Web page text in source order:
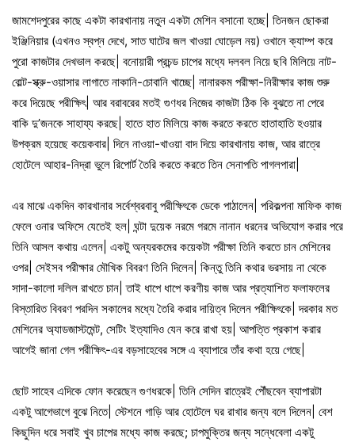
জামশেদপুরের কাছে একটা কারখানায় নতুন একটা মেশিন বসানো হচ্ছে| তিনজন ছোকরা
ইঞ্জিনিয়ার (এখনও স্বপ্ন দেখে, সাত ঘাটের জল খাওয়া ঘোড়েল নয়) ওখানে ক্যাম্প করে
পুরো কাজটার দেখভাল করছে| বনোয়ারী প্রচন্ড চাপের মধ্যে দলবল নিয়ে ছবি মিলিয়ে নাট-
বোল্ট-স্ক্রু-ওয়াসার লাগাতে নাকানি-চোবানি খাচ্ছে| নানারকম পরীক্ষা-নিরীক্ষার কাজ শুরু
করে দিয়েছে পরীক্ষিৎ| আর বরাবরের মতই গুণধর নিজের কাজটা ঠিক কি বুঝতে না পেরে
বাকি দু’জনকে সাহায্য করছে| হাতে হাত মিলিয়ে কাজ করতে করতে হাতাহাতি হওয়ার
উপক্রম হয়েছে কয়েকবার| দিনে নাওয়া-খাওয়া বাদ দিয়ে কারখানায় কাজ, আর রাত্রে
হোটেলে আহার-নিদ্রা ভুলে রিপোর্ট তৈরি করতে করতে তিন সেনাপতি পাগলপারা|
এর মাঝে একদিন কারখানার সর্বেশ্বরবাবু পরীক্ষিৎকে ডেকে পাঠালেন| পরিকল্পনা মাফিক কাজ
ফেলে ওনার অফিসে যেতেই হল| ঘন্টা দুয়েক নরমে গরমে নানান ধরনের অভিযোগ করার পরে
তিনি আসল কথায় এলেন| একটু অন্যরকমের কয়েকটা পরীক্ষা তিনি করতে চান মেশিনের
ওপর| সেইসব পরীক্ষার মৌখিক বিবরণ তিনি দিলেন| কিন্তু তিনি কথার ভরসায় না থেকে
সাদা-কালো দলিল রাখতে চান| তাই ধাপে ধাপে করণীয় কাজ আর প্রত্যাশিত ফলাফলের
বিস্তারিত বিবরণ পরদিন সকালের মধ্যে তৈরি করার দায়িত্ব দিলেন পরীক্ষিৎকে| দরকার মত
মেশিনের অ্যাডজাস্টমেন্ট, সেটিং ইত্যাদিও যেন করে রাখা হয়| আপত্তি প্রকাশ করার
আগেই জানা গেল পরীক্ষিৎ-এর বড়সাহেবের সঙ্গে এ ব্যাপারে তাঁর কথা হয়ে গেছে|
ছোট সাহেব এদিকে ফোন করেছেন গুণধরকে| তিনি সেদিন রাত্রেই পৌঁছবেন ব্যাপারটা
একটু আগেভাগে বুঝে নিতে| স্টেশনে গাড়ি আর হোটেলে ঘর রাখার জন্য বলে দিলেন| বেশ
কিছুদিন ধরে সবাই খুব চাপের মধ্যে কাজ করছে; চাপমুক্তির জন্য সন্ধেবেলা একটু